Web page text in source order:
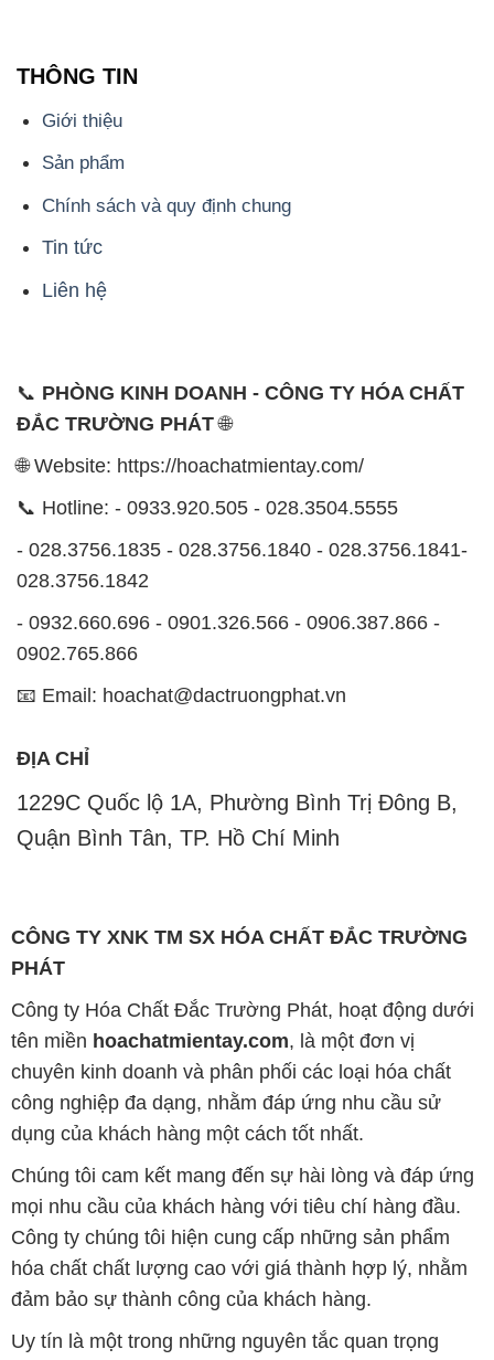
THÔNG TIN
Giới thiệu
Sản phẩm
Chính sách và quy định chung
Tin tức
Liên hệ
📞 PHÒNG KINH DOANH - CÔNG TY HÓA CHẤT
ĐẮC TRƯỜNG PHÁT🌐
🌐 Website: https://hoachatmientay.com/
📞 Hotline: - 0933.920.505 - 028.3504.5555
- 028.3756.1835 - 028.3756.1840 - 028.3756.1841-
028.3756.1842
- 0932.660.696 - 0901.326.566 - 0906.387.866 -
0902.765.866
📧 Email: hoachat@dactruongphat.vn
ĐỊA CHỈ
1229C Quốc lộ 1A, Phường Bình Trị Đông B,
Quận Bình Tân, TP. Hồ Chí Minh
CÔNG TY XNK TM SX HÓA CHẤT ĐẮC TRƯỜNG
PHÁT
Công ty Hóa Chất Đắc Trường Phát, hoạt động dưới
tên miền hoachatmientay.com, là một đơn vị
chuyên kinh doanh và phân phối các loại hóa chất
công nghiệp đa dạng, nhằm đáp ứng nhu cầu sử
dụng của khách hàng một cách tốt nhất.
Chúng tôi cam kết mang đến sự hài lòng và đáp ứng
mọi nhu cầu của khách hàng với tiêu chí hàng đầu.
Công ty chúng tôi hiện cung cấp những sản phẩm
hóa chất chất lượng cao với giá thành hợp lý, nhằm
đảm bảo sự thành công của khách hàng.
Uy tín là một trong những nguyên tắc quan trọng